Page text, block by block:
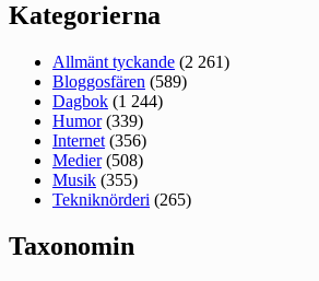
Kategorierna
Allmänt tyckande (2 261)
Bloggosfären (589)
Dagbok (1 244)
Humor(339)
Internet (356)
Medier(508)
Musik (355)
Tekniknörderi (265)
Taxonomin